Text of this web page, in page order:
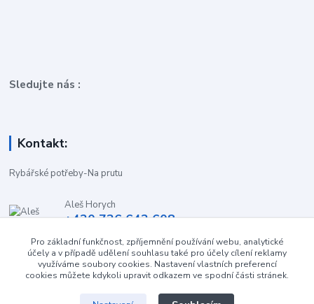
Sledujte nás :
Kontakt:
Rybářské potřeby-Na prutu
Aleš Horych
+420 736 642 608
obchod-naprutu@seznam.cz
Pro základní funkčnost, zpříjemnění používání webu, analytické
účely a v případě udělení souhlasu také pro účely cílení reklamy
využíváme soubory cookies. Nastavení vlastních preferencí
cookies můžete kdykoli upravit odkazem ve spodní části stránek.